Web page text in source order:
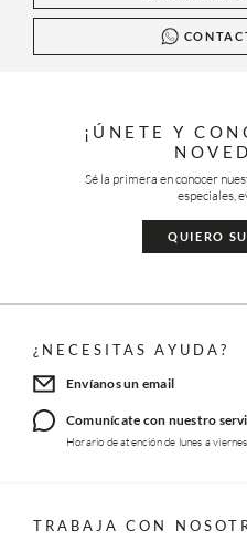
¡ÚNETE Y
Sé la primera en conocer
especiales,
QUIERO
¿NECESITAS AYUDA?
Envíanos un email
Comunícate con nuestro
Horario de atención de lunes a
TRABAJA CON